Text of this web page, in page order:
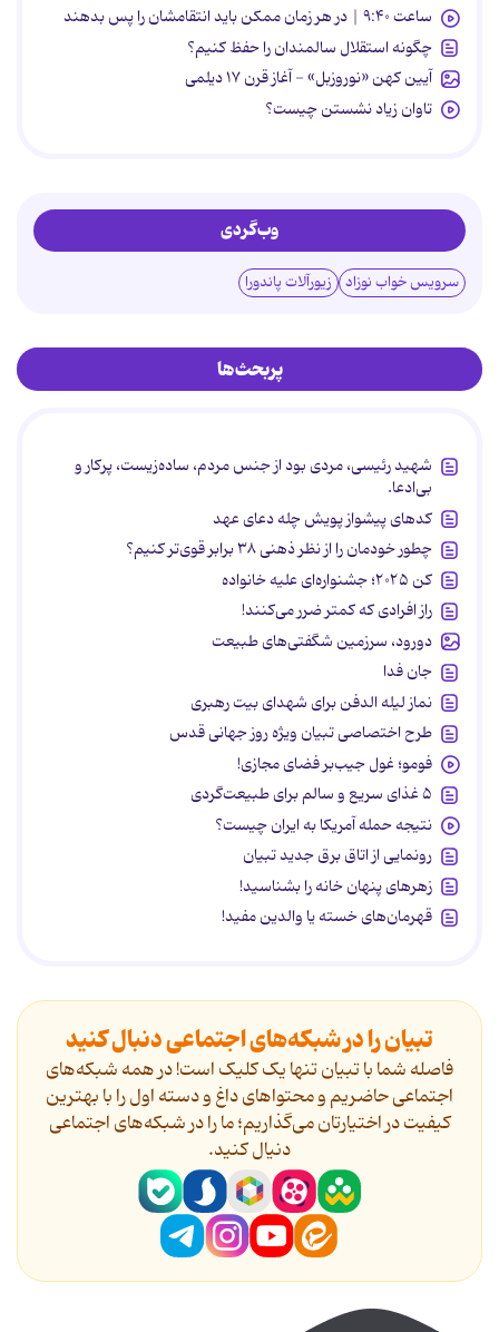
ساعت ۹:۴۰ | در هر زمان ممکن باید انتقامشان را پس بدهند
چگونه استقلال سالمندان را حفظ کنیم؟
آیین کهن «نوروزبل» - آغاز قرن ۱۷ دیلمی
تاوان زیاد نشستن چیست؟
وب‌گردی
سرویس خواب نوزاد زیورآلات پاندورا
پربحث‌ها
شهید رئیسی، مردی بود از جنس مردم، ساده‌زیست، پرکار و
بی‌ادعا.
کدهای پیشواز پویش چله دعای عهد
چطور خودمان را از نظر ذهنی ۳۸ برابر قوی‌تر کنیم؟
کن ۲۰۲۵؛ جشنواره‌ای علیه خانواده
راز افرادی که کمتر ضرر می‌کنند!
دورود، سرزمین شگفتی‌های طبیعت
جان فدا
نماز لیله الدفن برای شهدای بیت رهبری
طرح اختصاصی تبیان ویژه روز جهانی قدس
فومو؛ غول جیب‌بر فضای مجازی!
۵ غذای سریع و سالم برای طبیعت‌گردی
نتیجه حمله آمریکا به ایران چیست؟
رونمایی از اتاق برق جدید تبیان
زهرهای پنهان خانه را بشناسید!
قهرمان‌های خسته یا والدین مفید!
تبیان را در شبکه‌های اجتماعی دنبال کنید
فاصله شما با تبیان تنها یک کلیک است! در همه شبکه‌های
اجتماعی حاضریم و محتواهای داغ و دسته اول را با بهترین
کیفیت در اختیارتان می‌گذاریم؛ ما را در شبکه‌های اجتماعی
دنیال کنید.